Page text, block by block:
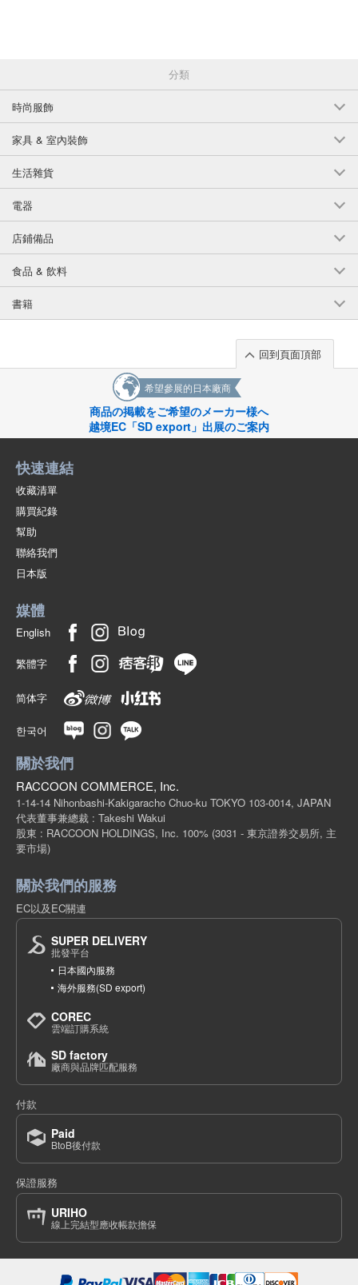
分類
時尚服飾
家具 & 室內裝飾
生活雜貨
電器
店鋪備品
食品 & 飲料
書籍
回到頁面頂部
希望參展的日本廠商
商品の掲載をご希望のメーカー様へ
越境EC「SD export」出展のご案内
快速連結
收藏清單
購買紀錄
幫助
聯絡我們
日本版
媒體
English
繁體字
简体字
한국어
關於我們
RACCOON COMMERCE, Inc.
1-14-14 Nihonbashi-Kakigaracho Chuo-ku TOKYO 103-0014, JAPAN
代表董事兼總裁 : Takeshi Wakui
股東 : RACCOON HOLDINGS, Inc. 100% (3031 - 東京證券交易所, 主
要市場)
關於我們的服務
EC以及EC關連
SUPER DELIVERY
批發平台
日本國內服務
海外服務(SD export)
COREC
雲端訂購系統
SD factory
廠商與品牌匹配服務
付款
Paid
BtoB後付款
保證服務
URIHO
線上完結型應收帳款擔保